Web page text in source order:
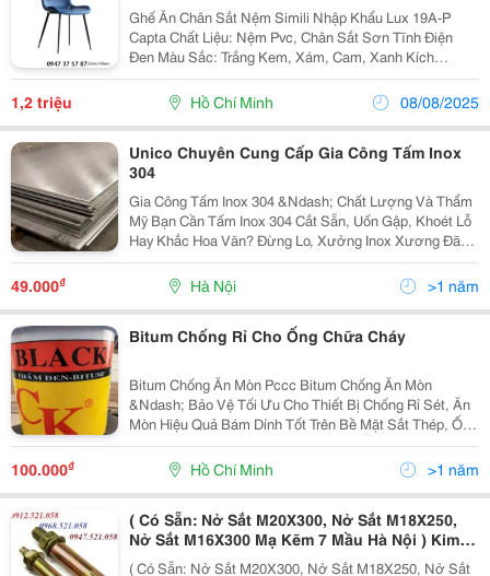
Ghế Ăn Chân Sắt Nệm Simili Nhập Khẩu Lux 19A-P
Capta Chất Liệu: Nệm Pvc, Chân Sắt Sơn Tĩnh Điện
Đen Màu Sắc: Trắng Kem, Xám, Cam, Xanh Kích
Thước: 420*500*450/860 Mm Thiết Kế Hiện Đại Phù
Hợp Ghế Phòng Ăn, Ghế Tiếp Khách, Ghế Nhà...
1,2 triệu Hồ Chí Minh 08/08/2025
Unico Chuyên Cung Cấp Gia Công Tấm Inox
304
Gia Công Tấm Inox 304 &Ndash; Chất Lượng Và Thẩm
Mỹ Bạn Cần Tấm Inox 304 Cắt Sẵn, Uốn Gập, Khoét Lỗ
Hay Khắc Hoa Văn? Đừng Lo, Xưởng Inox Xương Đã
Có Mặt! Ưu Điểm Inox 304 Chống Gỉ Sét, Ăn Mòn, Chịu
Được Muối Biển Và Axit Nhẹ Độ Bền Kéo Lên...
49.000₫ Hà Nội >1 năm
Bitum Chống Rỉ Cho Ống Chữa Cháy
Bitum Chống Ăn Mòn Pccc Bitum Chống Ăn Mòn
&Ndash; Bảo Vệ Tối Ưu Cho Thiết Bị Chống Rỉ Sét, Ăn
Mòn Hiệu Quả Bám Dính Tốt Trên Bề Mặt Sắt Thép, Ống
Kim Loại Thường Dùng Kèm Vải Bố Cuốn Ống Pccc
Chịu Nhiệt &Ndash; Chống Nước &Ndash; Bền...
100.000₫ Hồ Chí Minh >1 năm
( Có Sẵn: Nở Sắt M20X300, Nở Sắt M18X250,
Nở Sắt M16X300 Mạ Kẽm 7 Mầu Hà Nội ) Kim
Khí Tổng Hợp Thanh Sơn Kinh Doanh Tắc Kê
( Có Sẵn: Nở Sắt M20X300, Nở Sắt M18X250, Nở Sắt